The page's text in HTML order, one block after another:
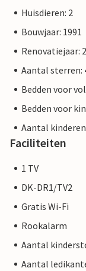
Huisdieren: 2
Bouwjaar: 1991
Renovatiejaar:
Aantal sterren:
Bedden voor
Bedden voor
Aantal
Faciliteiten
1 TV
DK-DR1/TV2
Gratis Wi-Fi
Rookalarm
Aantal
Aantal